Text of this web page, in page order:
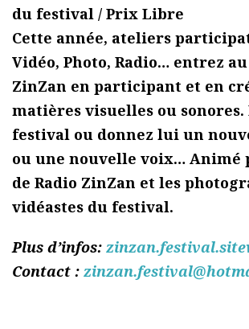
du festival / Prix Libre
Cette année, ateliers
Vidéo, Photo, Radio… entrez
ZinZan en participant et en
matières visuelles ou sonores.
festival ou donnez lui un
ou une nouvelle voix… Animé
de Radio ZinZan et les
vidéastes du festival.
Plus d’infos:
Contact :